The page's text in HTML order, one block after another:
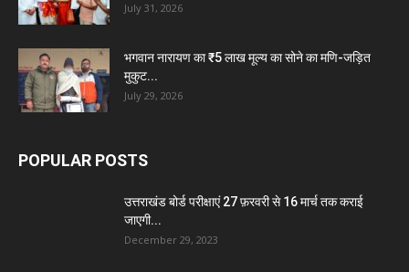
July 31, 2026
भगवान नारायण का ₹5 लाख मूल्य का सोने का मणि-जड़ित
मुकुट...
July 29, 2026
POPULAR POSTS
उत्तराखंड बोर्ड परीक्षाएं 27 फ़रवरी से 16 मार्च तक कराई
जाएगी...
December 29, 2023